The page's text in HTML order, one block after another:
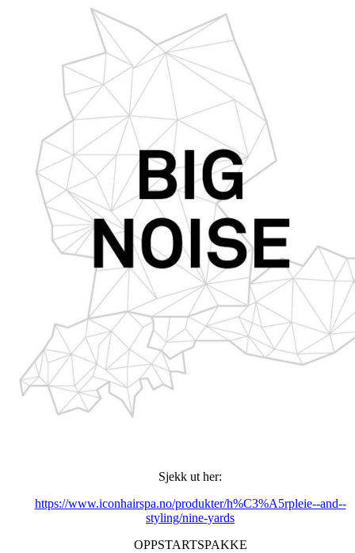
Sjekk ut her:
https://www.iconhairspa.no/produkter/h%C3%A5rpleie--and--
styling/nine-yards
OPPSTARTSPAKKE